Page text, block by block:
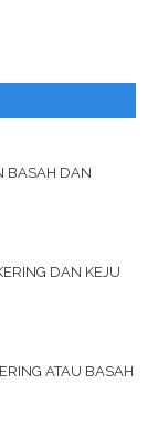
BASAH DAN
DAN KEJU
ATAU BASAH